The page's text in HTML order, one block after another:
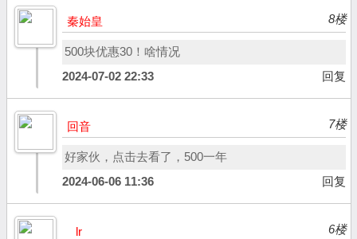
秦始皇 8楼
500块优惠30！啥情况
2024-07-02 22:33
回复
回音 7楼
好家伙，点击去看了，500一年
2024-06-06 11:36
回复
lr 6楼